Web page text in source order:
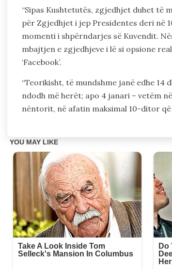
“Sipas Kushtetutës, zgjedhjet duhet të
për Zgjedhjet i jep Presidentes deri në
momenti i shpërndarjes së Kuvendit.
mbajtjen e zgjedhjeve i lë si opsione
‘Facebook’.
“Teorikisht, të mundshme janë edhe
ndodh më herët; apo 4 janari – vetëm
nëntorit, në afatin maksimal 10-ditor që